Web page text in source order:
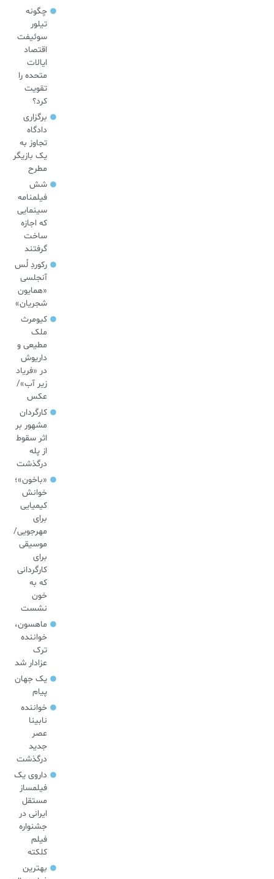
چگونه
تیلور
سوئیفت
اقتصاد
ایالات
متحده را
تقویت
کرد؟
برگزاری
دادگاه
تجاوز به
یک بازیگر
مطرح
شش
فیلمنامه
سینمایی
که اجازه
ساخت
گرفتند
رکوردِ لُس
آنجلسی
«همایون
شجریان»
کیومرث
ملک
مطیعی و
داریوش
در «فریاد
زیر آب»/
عکس
کارگردان
مشهور بر
اثر سقوط
از پله
درگذشت
«باخون»‌؛
خوانش
کیمیایی
برای
مهرجویی/
موسیقی
برای
کارگردانی
که به
خون
نشست
ماهسون،
خواننده
ترک
عزادار شد
یک جهان
پیام
خواننده
نابینا
عصر
جدید
درگذشت
داروی یک
فیلمساز
مستقل
ایرانی در
جشنواره
فیلم
کلکته
بهترین